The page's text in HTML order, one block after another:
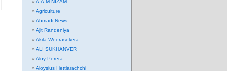
A.A.M.NIZAM
Agriculture
Ahmadi News
Ajit Randeniya
Akila Weerasekera
ALI SUKHANVER
Aloy Perera
Aloysius Hettiarachchi